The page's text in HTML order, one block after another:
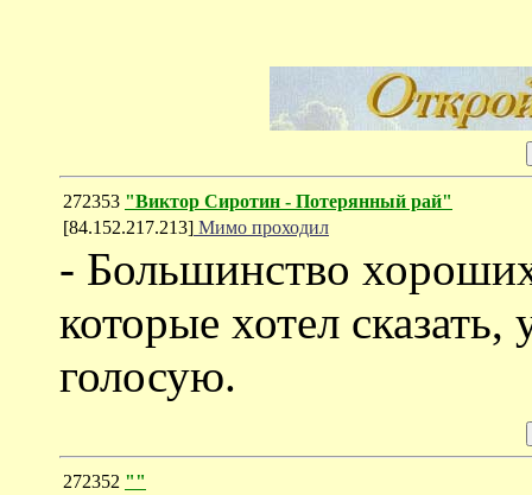
272353 "Виктор Сиротин - Потерянный рай"
[84.152.217.213] Мимо проходил
- Большинство
которые хотел
голосую.
272352 ""